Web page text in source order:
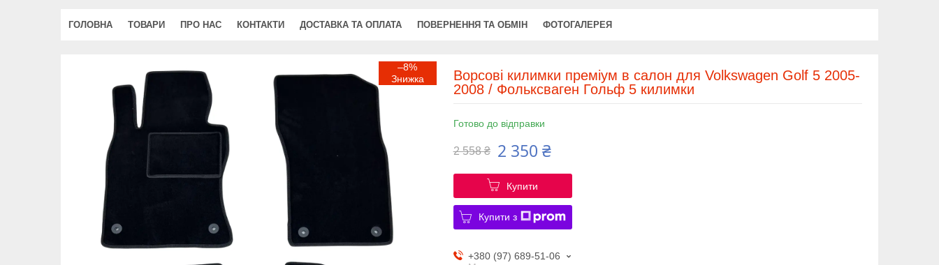
ГОЛОВНА ТОВАРИ ПРО НАС КОНТАКТИ ДОСТАВКА ТА ОПЛАТА ПОВЕРНЕННЯ ТА ОБМІН ФОТОГАЛЕРЕЯ
–8%
Ворсові килимки преміум в салон для Volkswagen Golf 5 2005-
2008 / Фольксваген Гольф 5 килимки
Готово до відправки
2 558 ₴ 2 350 ₴
Купити
Купити з
+380 (97) 689-51-06